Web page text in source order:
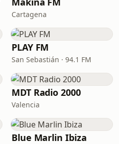
Cartagena
PLAY FM
San Sebastián · 94.1 FM
MDT Radio 2000
Valencia
Blue Marlin Ibiza